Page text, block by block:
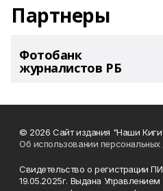
Партнеры
Фотобанк
журналистов РБ
© 2026 Сайт издания "Наши
Об использовании персональных
Свидетельство о регистрации
19.05.2025г. Выдана